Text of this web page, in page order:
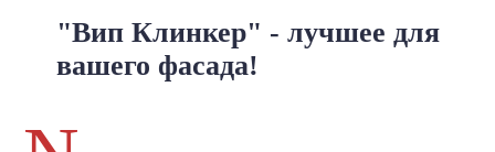
"Вип Клинкер" - лучшее для
вашего фасада!